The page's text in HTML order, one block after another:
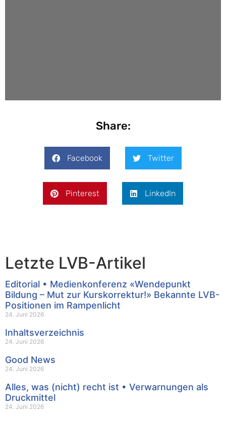
Share:
Facebook Twitter
Pinterest LinkedIn
Letzte LVB-Artikel
Editorial • Medienkonferenz «Wendepunkt
Bildung – Mut zur Kurskorrektur!» Bekannte LVB-
Positionen im Rampenlicht
24. Juni 2026
Inhaltsverzeichnis
24. Juni 2026
Good News
24. Juni 2026
Alles, was (nicht) recht ist • Verwarnungen als
Druckmittel
24. Juni 2026